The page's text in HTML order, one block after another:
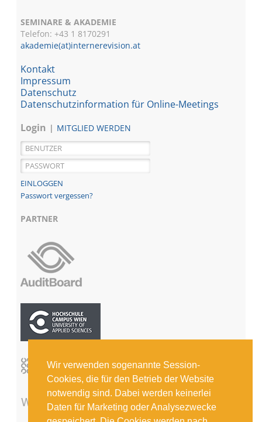
Wir verwenden sogenannte Session-
Cookies, die für den Betrieb der Website
notwendig sind. Dabei werden keinerlei
Daten für Marketing oder Analysezwecke
SEMINARE & AKADEMIE
Telefon: +43 18170291
akademie(at)internerevision.at
Kontakt
Impressum
Datenschutz
Datenschutzinformation für Online-Meetings
Login
MITGLIED WERDEN
Passwort vergessen?
PARTNER